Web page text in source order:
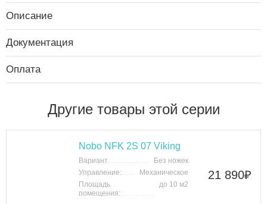
Описание
Документация
Оплата
Другие товары этой серии
Nobo NFK 2S 07 Viking
Вариант
Без ножек
Управление:
Механическое
Площадь
помещения:
до 10 м2
21 890₽